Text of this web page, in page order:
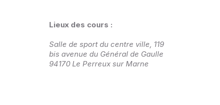
Lieux des cours :
Salle de sport du centre ville, 119
bis avenue du Général de Gaulle
94170 Le Perreux sur Marne